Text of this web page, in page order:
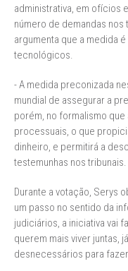
administrativa, em ofícios
número de demandas nos
argumenta que a medida
tecnológicos.
- A medida preconizada
mundial de assegurar a
porém, no formalismo
processuais, o que
dinheiro, e permitirá a
testemunhas nos tribunais.
Durante a votação, Serys
um passo no sentido da
judiciários, a iniciativa vai
querem mais viver juntas,
desnecessários para